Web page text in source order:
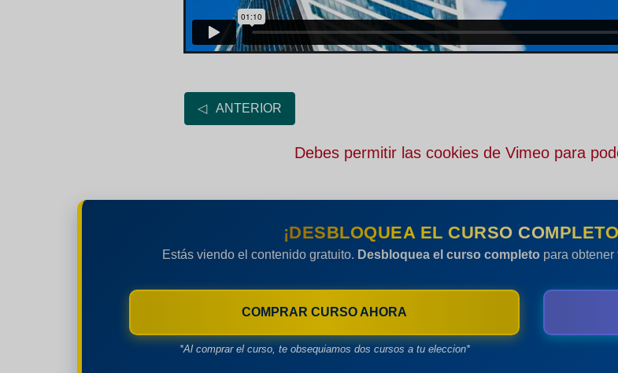
◁ ANTERIOR
Debes permitir las cookies de Vimeo para
¡DESBLOQUEA EL CURSO
Estás viendo el contenido gratuito. Desbloquea el curso completopara obtener
COMPRAR CURSO AHORA
*Al comprar el curso, te obsequiamos dos cursos a tu eleccion*